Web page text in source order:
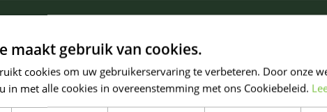
maakt gebruik van cookies.
cookies om uw gebruikerservaring te verbeteren. Door onze
in met alle cookies in overeenstemming met ons Cookiebeleid.